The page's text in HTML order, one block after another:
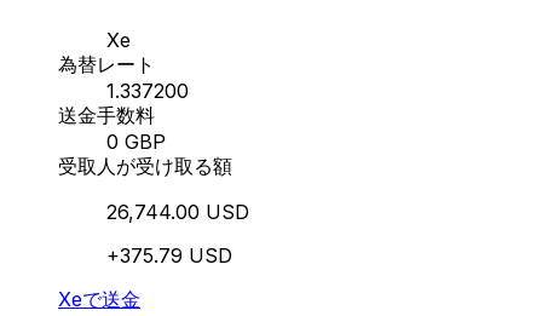
Xe
為替レート
1.337200
送金手数料
0 GBP
受取人が受け取る額
26,744.00 USD
+375.79 USD
Xeで送金